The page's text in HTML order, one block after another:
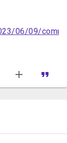
06/09/